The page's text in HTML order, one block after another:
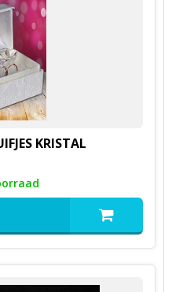
KRISTAL